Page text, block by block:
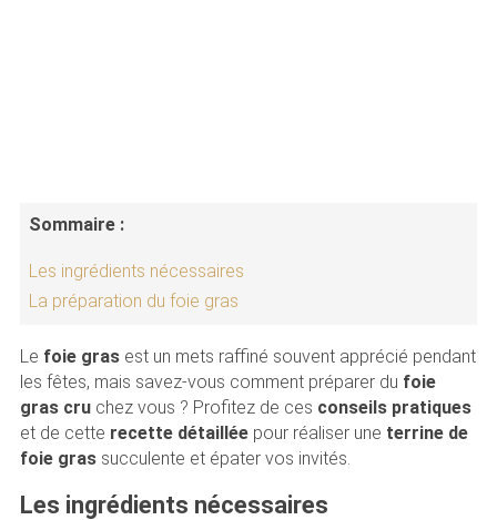
Sommaire :
Les ingrédients nécessaires
La préparation du foie gras
Le foie grasest un mets raffiné souvent apprécié pendant
les fêtes, mais savez-vous comment préparer du foie
gras cruchez vous ? Profitez de ces conseils pratiques
et de cette recette détailléepour réaliser une terrine de
foie grassucculente et épater vos invités.
Les ingrédients nécessaires